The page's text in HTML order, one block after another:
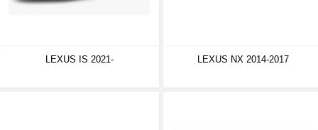
LEXUS IS 2021- LEXUS NX 2014-2017